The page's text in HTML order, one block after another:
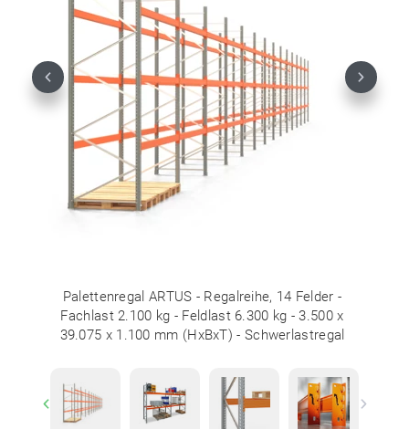
Palettenregal ARTUS - Regalreihe, 14 Felder -
Fachlast 2.100 kg - Feldlast 6.300 kg - 3.500 x
39.075 x 1.100 mm (HxBxT) - Schwerlastregal
Previous Next
Previous Next